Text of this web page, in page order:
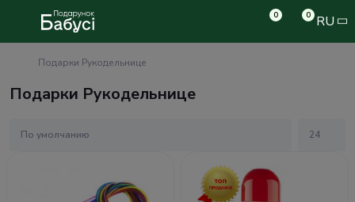
0 0 RU
Подарки Рукодельнице
Подарки Рукодельнице